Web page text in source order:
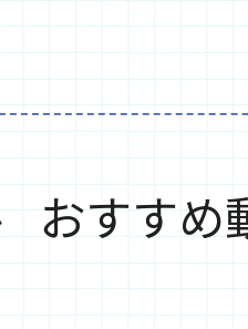
おすすめ